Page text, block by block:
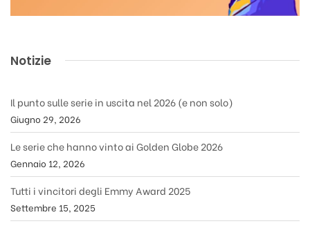
Notizie
Il punto sulle serie in uscita nel 2026 (e non solo)
Giugno 29, 2026
Le serie che hanno vinto ai Golden Globe 2026
Gennaio 12, 2026
Tutti i vincitori degli Emmy Award 2025
Settembre 15, 2025